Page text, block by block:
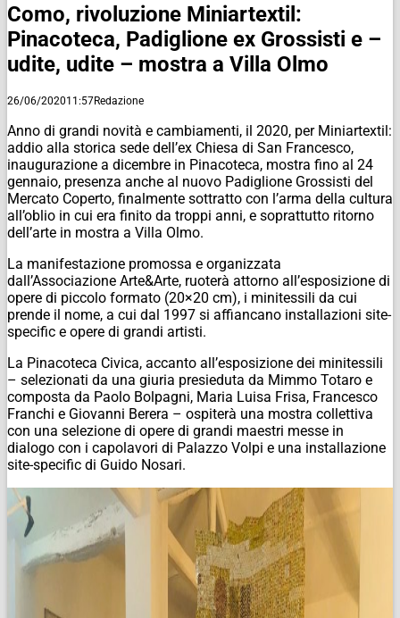
Como, rivoluzione Miniartextil:
Pinacoteca, Padiglione ex Grossisti e –
udite, udite – mostra a Villa Olmo
26/06/202011:57Redazione
Anno di grandi novità e cambiamenti, il 2020, per Miniartextil:
addio alla storica sede dell’ex Chiesa di San Francesco,
inaugurazione a dicembre in Pinacoteca, mostra fino al 24
gennaio, presenza anche al nuovo Padiglione Grossisti del
Mercato Coperto, finalmente sottratto con l’arma della cultura
all’oblio in cui era finito da troppi anni, e soprattutto ritorno
dell’arte in mostra a Villa Olmo.
La manifestazione promossa e organizzata
dall’Associazione Arte&Arte, ruoterà attorno all’esposizione di
opere di piccolo formato (20×20 cm), i minitessili da cui
prende il nome, a cui dal 1997 si affiancano installazioni site-
specific e opere di grandi artisti.
La Pinacoteca Civica, accanto all’esposizione dei minitessili
– selezionati da una giuria presieduta da Mimmo Totaro e
composta da Paolo Bolpagni, Maria Luisa Frisa, Francesco
Franchi e Giovanni Berera – ospiterà una mostra collettiva
con una selezione di opere di grandi maestri messe in
dialogo con i capolavori di Palazzo Volpi e una installazione
site-specific di Guido Nosari.